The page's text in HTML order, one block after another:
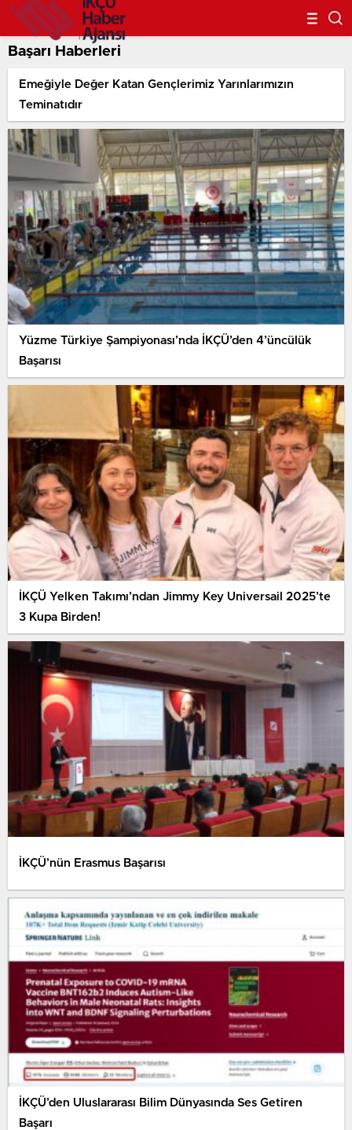
Başarı Haberleri
Emeğiyle Değer Katan Gençlerimiz Yarınlarımızın
Teminatıdır
Yüzme Türkiye Şampiyonası’nda İKÇÜ’den 4’üncülük
Başarısı
İKÇÜ Yelken Takımı’ndan Jimmy Key Universail 2025’te
3 Kupa Birden!
İKÇÜ’nün Erasmus Başarısı
İKÇÜ’den Uluslararası Bilim Dünyasında Ses Getiren
Başarı